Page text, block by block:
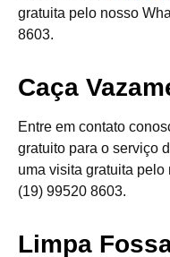
gratuita pelo nosso
8603.
Caça
Entre em contato
gratuito para o serviço
uma visita gratuita
(19) 99520 8603.
Limpa